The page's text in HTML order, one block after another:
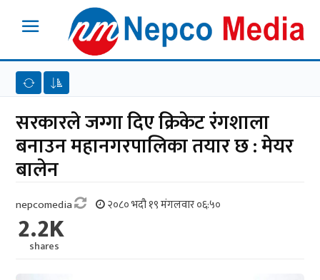
सरकारले जग्गा दिए क्रिकेट रंगशाला
बनाउन महानगरपालिका तयार छ : मेयर
बालेन
nepcomedia २०८० भदौ १९ मंगलवार ०६:५०
2.2K
shares